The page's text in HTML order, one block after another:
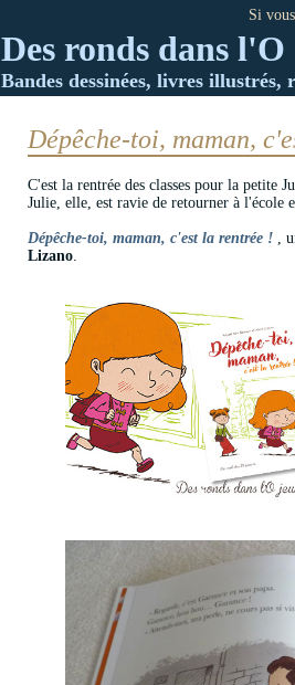
Si
Des ronds dans
Bandes dessinées, livres illustrés,
Dépêche-toi, maman,
C'est la rentrée des classes pour la petite
Julie, elle, est ravie de retourner à l'école
Dépêche-toi, maman, c'est la rentrée ! ,
Lizano.